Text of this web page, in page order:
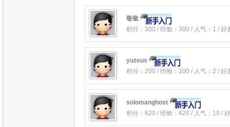
敬敬
积分：300 / 经验：300 / 人气：1 / 好
yuzeus
积分：200 / 经验：200 / 人气：2 / 好
solomanghost
积分：620 / 经验：420 / 人气：10 /